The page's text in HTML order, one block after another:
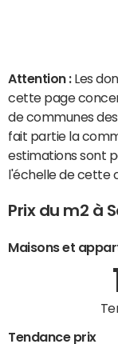
Attention : Les
cette page
de communes
fait partie la
estimations sont
l'échelle de cette
Prix du m2 à
Maisons et
Tendance prix